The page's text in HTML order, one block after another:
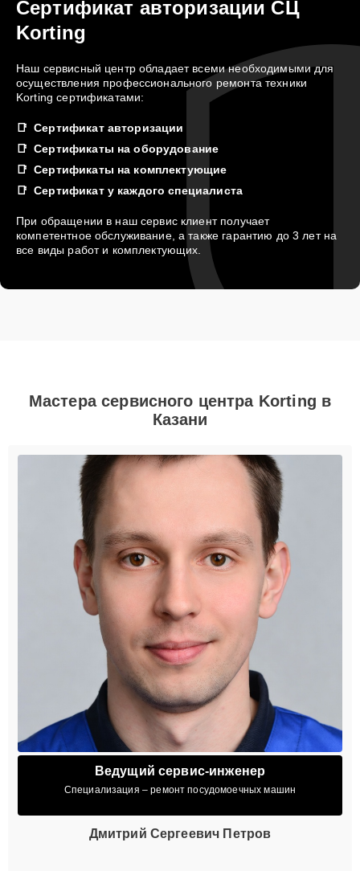
Сертификат авторизации СЦ
Korting
Наш сервисный центр обладает всеми необходимыми для
осуществления профессионального ремонта техники
Korting сертификатами:
Сертификат авторизации
Сертификаты на оборудование
Сертификаты на комплектующие
Сертификат у каждого специалиста
При обращении в наш сервис клиент получает
компетентное обслуживание, а также гарантию до 3 лет на
все виды работ и комплектующих.
Мастера сервисного центра Korting в
Казани
Ведущий сервис-инженер
Специализация – ремонт посудомоечных машин
Дмитрий Сергеевич Петров